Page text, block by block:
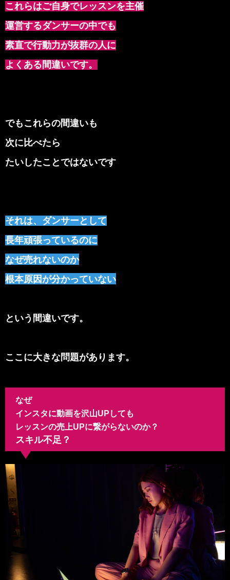
これらはご自身でレッスンを主催
運営するダンサーの中でも
素直で行動力が抜群の人に
よくある間違いです。
でもこれらの間違いも
次に比べたら
たいしたことではないです
それは、ダンサーとして
長年頑張っているのに
なぜ売れないのか
根本原因が分かっていない
という間違いです。
ここに大きな問題があります。
なぜ
インスタに動画を沢山UPしても
レッスンの売上UPに繋がらないのか？
スキル不足？